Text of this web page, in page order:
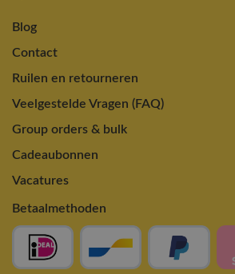
Blog
Contact
Ruilen en retourneren
Veelgestelde Vragen (FAQ)
Group orders & bulk
Cadeaubonnen
Vacatures
Betaalmethoden